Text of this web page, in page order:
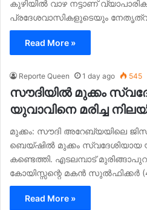
കുഴിയിൽ വാഴ നട്ടാണ്
പ്രദേശവാസികളുടെയും
Read More »
Reporte Queen 1 day ago 545
സൗദിയിൽ മുക്കം
യുവാവിനെ മരിച്ച
മുക്കം: സൗദി അറേബ്യയിലെ
ബെയ്ഷിൽ മുക്കം സ്വദേശിയായ
കണ്ടെത്തി. എടലമ്പാട്
കോയിസ്സന്റെ മകൻ സുൽഫിക്കർ
Read More »